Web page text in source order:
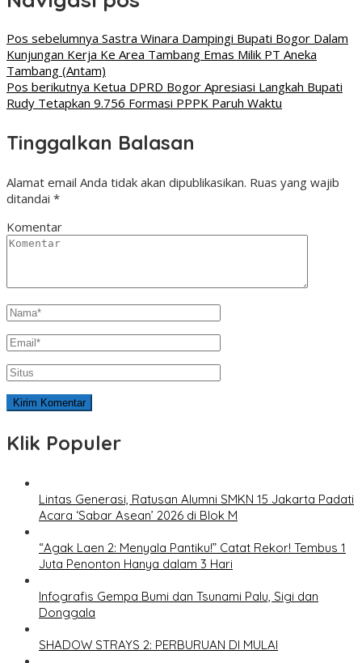
Pos sebelumnya Sastra Winara Dampingi Bupati Bogor Dalam
Kunjungan Kerja Ke Area Tambang Emas Milik PT Aneka
Tambang (Antam)
Pos berikutnya Ketua DPRD Bogor Apresiasi Langkah Bupati
Rudy Tetapkan 9.756 Formasi PPPK Paruh Waktu
Tinggalkan Balasan
Alamat email Anda tidak akan dipublikasikan. Ruas yang wajib
ditandai *
Komentar
Klik Populer
Lintas Generasi, Ratusan Alumni SMKN 15 Jakarta Padati
Acara ‘Sabar Asean’ 2026 di Blok M
“Agak Laen 2: Menyala Pantiku!” Catat Rekor! Tembus 1
Juta Penonton Hanya dalam 3 Hari
Infografis Gempa Bumi dan Tsunami Palu, Sigi dan
Donggala
SHADOW STRAYS 2: PERBURUAN DI MULAI